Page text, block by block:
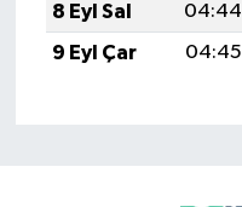
8 Eyl Sal
04:44
9 Eyl Çar
04:45